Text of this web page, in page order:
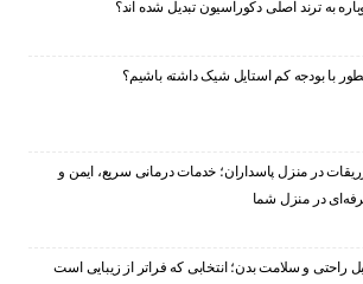
به ترند اصلی دکوراسیون تبدیل شده اند؟
با بودجه کم استایل شیک داشته باشیم؟
در منزل پاسداران؛ خدمات درمانی سریع، ایمن و
در منزل شما
راحتی و سلامت بدن؛ انتخابی که فراتر از زیبایی است